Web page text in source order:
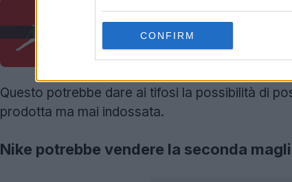
CONFIRM
Il Brasile ha bloccato
22 Ago 2025
Questo potrebbe dare ai tifosi la possibilità di
prodotta ma mai indossata.
Nike potrebbe vendere la seconda